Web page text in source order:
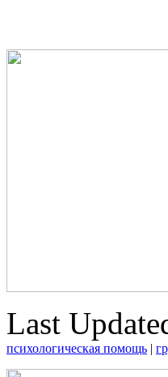
Last
психологическая помощь |